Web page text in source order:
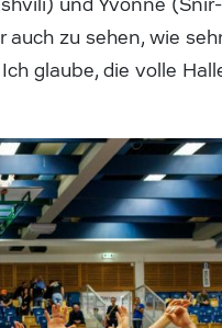
und Yvonne
zu sehen, wie
glaube, die volle